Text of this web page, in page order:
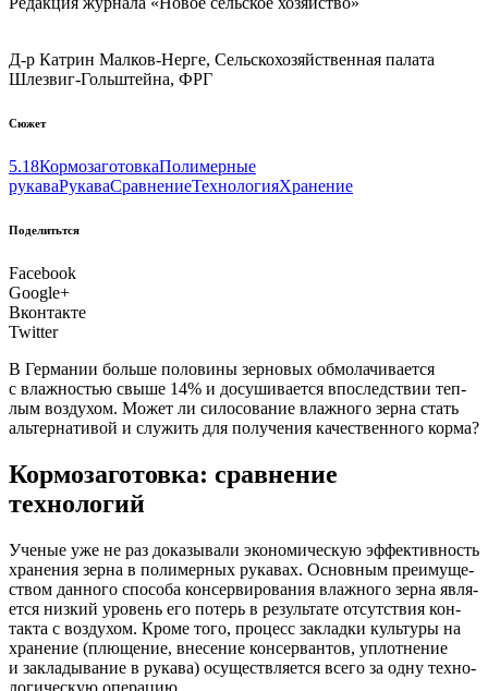
Д-р Катрин Малков-Нерге, Сельскохозяйственная палата
Шлезвиг-Гольштейна, ФРГ
Сюжет
5.18КормозаготовкаПолимерные
рукаваРукаваСравнениеТехнологияХранение
Поделитьтся
Facebook
Google+
Вконтакте
Twitter
В Гер­ма­нии боль­ше поло­ви­ны зер­но­вых обмо­ла­чи­ва­ет­ся
с влаж­но­стью свы­ше 14% и досу­ши­ва­ет­ся впо­след­ствии теп­
лым воз­ду­хом. Может ли сило­со­ва­ние влаж­но­го зер­на стать
аль­тер­на­ти­вой и слу­жить для полу­че­ния каче­ствен­но­го корма?
Кормозаготовка: сравнение
технологий
Ученые уже не раз дока­зы­ва­ли эко­но­ми­че­скую эффек­тив­ность
хра­не­ния зер­на в поли­мер­ных рука­вах. Основ­ным пре­иму­ще­
ством дан­но­го спо­со­ба кон­сер­ви­ро­ва­ния влаж­но­го зер­на явля­
ет­ся низ­кий уро­вень его потерь в резуль­та­те отсут­ствия кон­
так­та с воз­ду­хом. Кро­ме того, про­цесс заклад­ки куль­ту­ры на
хра­не­ние (плю­ще­ние, вне­се­ние кон­сер­ван­тов, уплот­не­ние
и закла­ды­ва­ние в рука­ва) осу­ществ­ля­ет­ся все­го за одну тех­но­
ло­ги­че­скую операцию.